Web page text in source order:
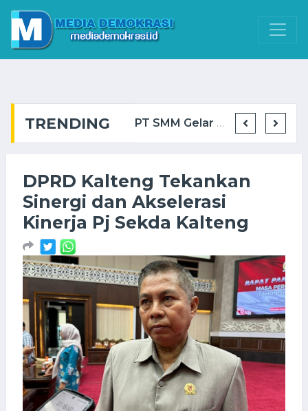
TRENDING
BIS Group Cetak Operator Alat Berat Muda via Program GTO ... PT SMM Gelar Kuliah Umum di Politeknik Muara Teweh, Dorong Kesiapan Talenta Loka ...
DPRD Kalteng Tekankan
Sinergi dan Akselerasi
Kinerja Pj Sekda Kalteng